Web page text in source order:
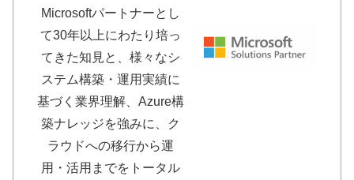
Microsoftパートナーとし
て30年以上にわたり培っ
てきた知見と、様々なシ
ステム構築・運用実績に
基づく業界理解、Azure構
築ナレッジを強みに、ク
ラウドへの移行から運
用・活用までをトータル